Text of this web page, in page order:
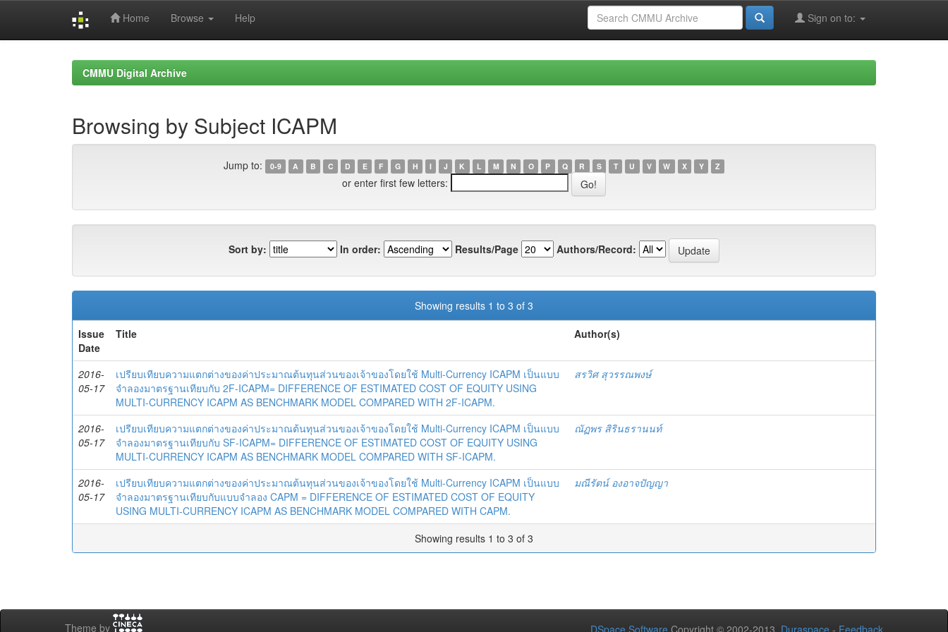
Home Browse Help Sign on to:
CMMU Digital Archive
Browsing by Subject ICAPM
Jump to: 0-9 A B C D E F G H I J K L M N O P Q R S T U V W X Y Z
or enter first few letters:
Sort by: In order: Results/Page Authors/Record:
Showing results 1 to 3 of 3
Issue
Date
Title Author(s)
2016-
05-17
เปรียบเทียบความแตกต่างของค่าประมาณต้นทุนส่วนของเจ้าของโดยใช้ Multi-Currency ICAPM เป็นแบบ
จำลองมาตรฐานเทียบกับ 2F-ICAPM= DIFFERENCE OF ESTIMATED COST OF EQUITY USING
MULTI-CURRENCY ICAPM AS BENCHMARK MODEL COMPARED WITH 2F-ICAPM.
สรวิศ สุวรรณพงษ์
2016-
05-17
เปรียบเทียบความแตกต่างของค่าประมาณต้นทุนส่วนของเจ้าของโดยใช้ Multi-Currency ICAPM เป็นแบบ
จำลองมาตรฐานเทียบกับ SF-ICAPM= DIFFERENCE OF ESTIMATED COST OF EQUITY USING
MULTI-CURRENCY ICAPM AS BENCHMARK MODEL COMPARED WITH SF-ICAPM.
ณัฏพร สิรินธรานนท์
2016-
05-17
เปรียบเทียบความแตกต่างของค่าประมาณต้นทุนส่วนของเจ้าของโดยใช้ Multi-Currency ICAPM เป็นแบบ
จำลองมาตรฐานเทียบกับแบบจำลอง CAPM = DIFFERENCE OF ESTIMATED COST OF EQUITY
USING MULTI-CURRENCY ICAPM AS BENCHMARK MODEL COMPARED WITH CAPM.
มณีรัตน์ องอาจปัญญา
Showing results 1 to 3 of 3
Theme by DSpace Software Copyright © 2002-2013 Duraspace - Feedback